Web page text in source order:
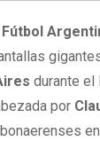
durante el
por